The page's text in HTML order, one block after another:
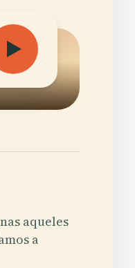
aqueles
a